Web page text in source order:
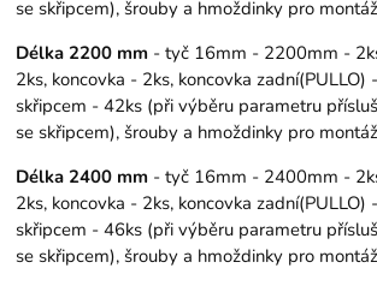
se skřipcem), šrouby a hmoždinky pro montáž
Délka 2200 mm - tyč 16mm - 2200mm -
2ks, koncovka - 2ks, koncovka zadní(PULLO)
skřipcem - 42ks (při výběru parametru
se skřipcem), šrouby a hmoždinky pro montáž
Délka 2400 mm - tyč 16mm - 2400mm -
2ks, koncovka - 2ks, koncovka zadní(PULLO)
skřipcem - 46ks (při výběru parametru
se skřipcem), šrouby a hmoždinky pro montáž